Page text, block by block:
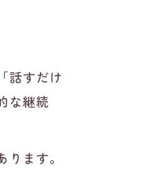
話すだけ
な継続
ます。